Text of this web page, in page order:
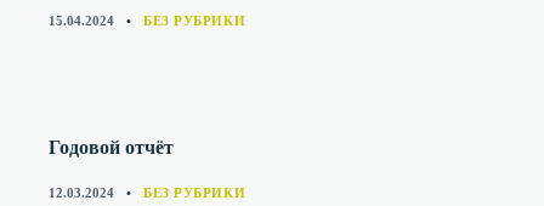
15.04.2024 CATEGORIES
БЕЗ РУБРИКИ
Годовой отчёт
12.03.2024 CATEGORIES
БЕЗ РУБРИКИ